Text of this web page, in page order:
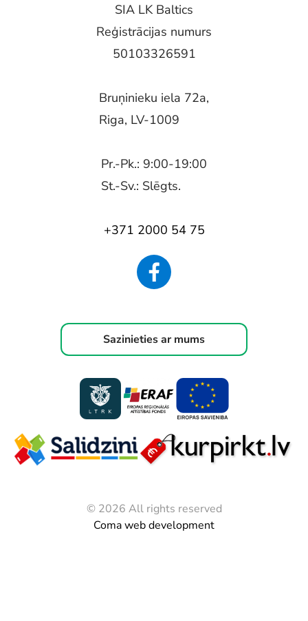
SIA LK Baltics
Reģistrācijas numurs
50103326591
Bruņinieku iela 72a,
Riga, LV-1009
Pr.-Pk.: 9:00-19:00
St.-Sv.: Slēgts.
+371 2000 54 75
Sazinieties ar mums
© 2026 All rights reserved
Coma web development